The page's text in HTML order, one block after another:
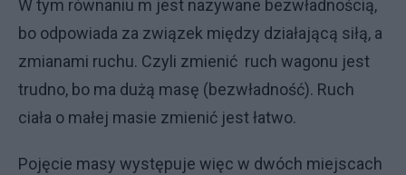
W tym równaniu m jest nazywane bezwładnością,
bo odpowiada za związek między działającą siłą, a
zmianami ruchu. Czyli zmienić ruch wagonu jest
trudno, bo ma dużą masę (bezwładność). Ruch
ciała o małej masie zmienić jest łatwo.
Pojęcie masy występuje więc w dwóch miejscach